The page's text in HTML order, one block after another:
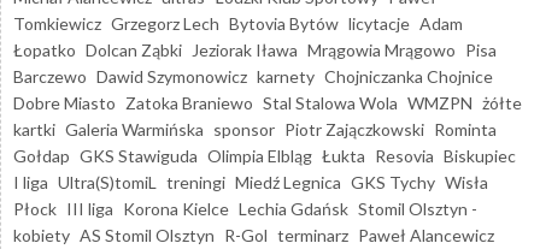
Tomkiewicz Grzegorz Lech Bytovia Bytów licytacje Adam
Łopatko Dolcan Ząbki Jeziorak Iława Mrągowia Mrągowo Pisa
Barczewo Dawid Szymonowicz karnety Chojniczanka Chojnice
Dobre Miasto Zatoka Braniewo Stal Stalowa Wola WMZPN żółte
kartki Galeria Warmińska sponsor Piotr Zajączkowski Rominta
Gołdap GKS Stawiguda Olimpia Elbląg Łukta Resovia Biskupiec
I liga Ultra(S)tomiL treningi Miedź Legnica GKS Tychy Wisła
Płock III liga Korona Kielce Lechia Gdańsk Stomil Olsztyn -
kobiety AS Stomil Olsztyn R-Gol terminarz Paweł Alancewicz